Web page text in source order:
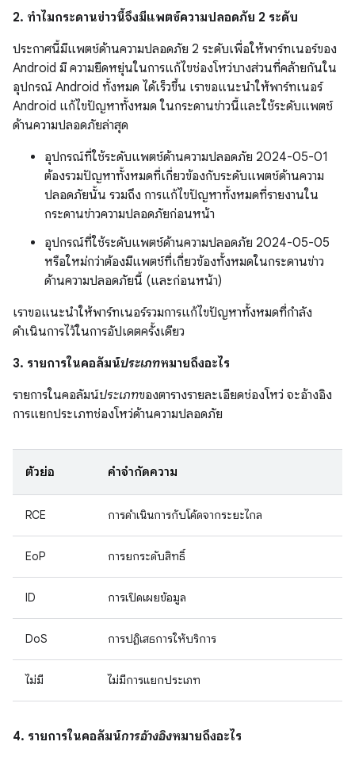
2. ทำไมกระดานข่าวนี้จึงมีแพตช์ความปลอดภัย 2 ระดับ
ประกาศนี้มีแพตช์ด้านความปลอดภัย 2 ระดับเพื่อให้พาร์ทเนอร์ของ
Android มี ความยืดหยุ่นในการแก้ไขช่องโหว่บางส่วนที่คล้ายกันใน
อุปกรณ์ Android ทั้งหมด ได้เร็วขึ้น เราขอแนะนำให้พาร์ทเนอร์
Android แก้ไขปัญหาทั้งหมด ในกระดานข่าวนี้และใช้ระดับแพตช์
ด้านความปลอดภัยล่าสุด
อุปกรณ์ที่ใช้ระดับแพตช์ด้านความปลอดภัย 2024-05-01
ต้องรวมปัญหาทั้งหมดที่เกี่ยวข้องกับระดับแพตช์ด้านความ
ปลอดภัยนั้น รวมถึง การแก้ไขปัญหาทั้งหมดที่รายงานใน
กระดานข่าวความปลอดภัยก่อนหน้า
อุปกรณ์ที่ใช้ระดับแพตช์ด้านความปลอดภัย 2024-05-05
หรือใหม่กว่าต้องมีแพตช์ที่เกี่ยวข้องทั้งหมดในกระดานข่าว
ด้านความปลอดภัยนี้ (และก่อนหน้า)
เราขอแนะนำให้พาร์ทเนอร์รวมการแก้ไขปัญหาทั้งหมดที่กำลัง
ดำเนินการไว้ในการอัปเดตครั้งเดียว
3. รายการในคอลัมน์ประเภทหมายถึงอะไร
รายการในคอลัมน์ประเภทของตารางรายละเอียดช่องโหว่ จะอ้างอิง
การแยกประเภทช่องโหว่ด้านความปลอดภัย
ตัวย่อ คำจำกัดความ
RCE การดำเนินการกับโค้ดจากระยะไกล
EoP การยกระดับสิทธิ์
ID การเปิดเผยข้อมูล
DoS การปฏิเสธการให้บริการ
ไม่มี ไม่มีการแยกประเภท
4. รายการในคอลัมน์การอ้างอิงหมายถึงอะไร